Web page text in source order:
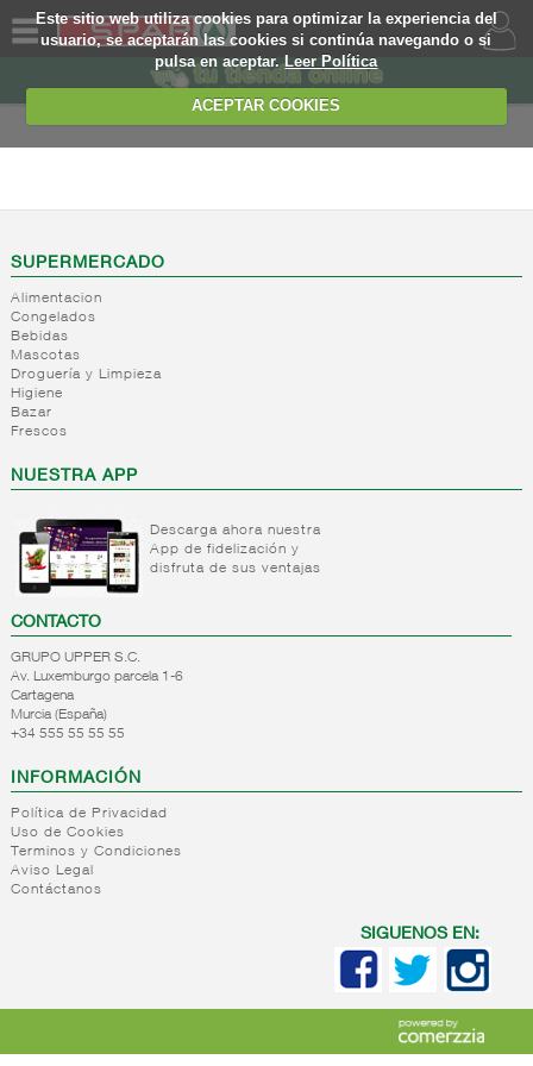
Este sitio web utiliza cookies para optimizar la experiencia del
usuario, se aceptarán las cookies si continúa navegando o si
pulsa en aceptar.Leer Política
ACEPTAR COOKIES
SOMOS
WEB
EJEMPLO
Tarritos
comida
infantil
Bolsitas
comida
infantil
Leches
continuacion
liquidas
infantiles
Postre
infantil
Papillas
Resto
alimentos
infantiles
infantil
Celulosa
infantil
Higiene
corporal
FILTRO DE
BÚSQUEDA
SUPERMERCADO
Alimentacion
Congelados
Bebidas
Mascotas
Droguería y Limpieza
Higiene
Bazar
Frescos
NUESTRA APP
Descarga ahora nuestra
App de fidelización y
disfruta de sus ventajas
CONTACTO
GRUPO UPPER S.C.
Av. Luxemburgo parcela 1-6
Cartagena
Murcia (España)
+34 555 55 55 55
INFORMACIÓN
Política de Privacidad
Uso de Cookies
Terminos y Condiciones
Aviso Legal
Contáctanos
SIGUENOS EN: